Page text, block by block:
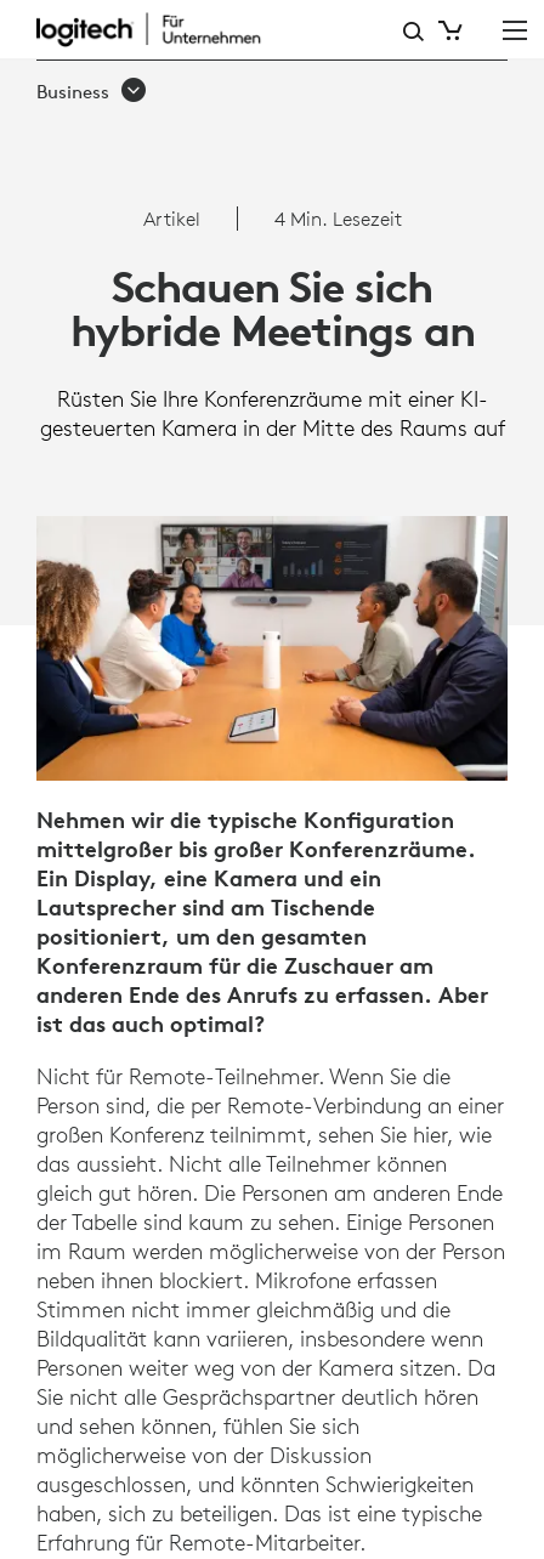
ARTIKEL:
PROBLEME
MEETINGS
SIGHT
Business
Artikel 4 Min. Lesezeit
Schauen Sie sich
hybride Meetings an
Rüsten Sie Ihre Konferenzräume mit einer KI-
gesteuerten Kamera in der Mitte des Raums auf
Nehmen wir die typische Konfiguration
mittelgroßer bis großer Konferenzräume.
Ein Display, eine Kamera und ein
Lautsprecher sind am Tischende
positioniert, um den gesamten
Konferenzraum für die Zuschauer am
anderen Ende des Anrufs zu erfassen. Aber
ist das auch optimal?
Nicht für Remote-Teilnehmer. Wenn Sie die
Person sind, die per Remote-Verbindung an einer
großen Konferenz teilnimmt, sehen Sie hier, wie
das aussieht. Nicht alle Teilnehmer können
gleich gut hören. Die Personen am anderen Ende
der Tabelle sind kaum zu sehen. Einige Personen
im Raum werden möglicherweise von der Person
neben ihnen blockiert. Mikrofone erfassen
Stimmen nicht immer gleichmäßig und die
Bildqualität kann variieren, insbesondere wenn
Personen weiter weg von der Kamera sitzen. Da
Sie nicht alle Gesprächspartner deutlich hören
und sehen können, fühlen Sie sich
möglicherweise von der Diskussion
ausgeschlossen, und könnten Schwierigkeiten
haben, sich zu beteiligen. Das ist eine typische
Erfahrung für Remote-Mitarbeiter.